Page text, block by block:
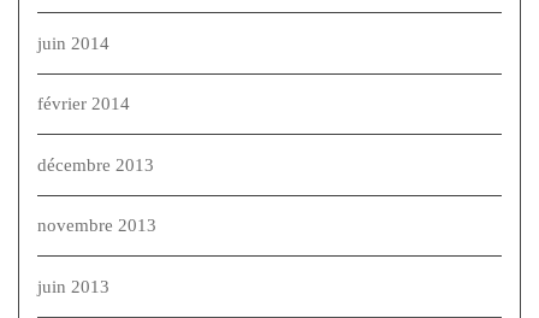
juin 2014
février 2014
décembre 2013
novembre 2013
juin 2013